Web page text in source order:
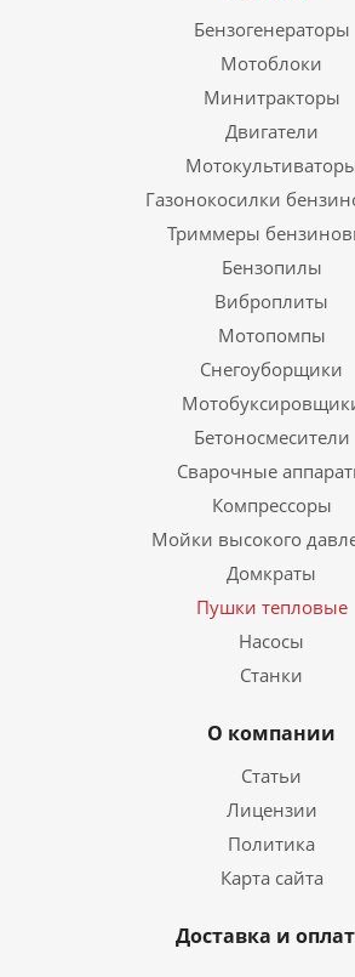
Бензогенераторы
Мотоблоки
Минитракторы
Двигатели
Газонокосилки
Триммеры
Бензопилы
Виброплиты
Мотопомпы
Снегоуборщики
Бетоносмесители
Сварочные
Компрессоры
Мойки высокого
Домкраты
Пушки тепловые
Насосы
Станки
О компании
Статьи
Лицензии
Политика
Карта сайта
Доставка и